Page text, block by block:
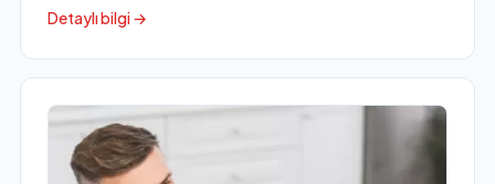
Detaylı bilgi →